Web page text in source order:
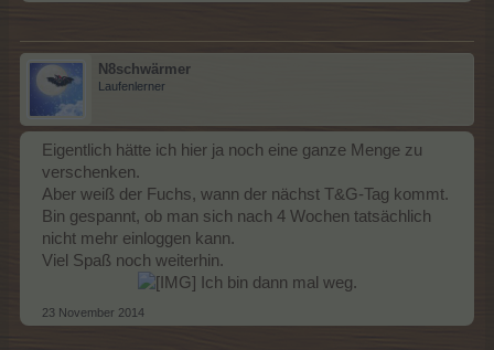
N8schwärmer
Laufenlerner
Eigentlich hätte ich hier ja noch eine ganze Menge zu
verschenken.
Aber weiß der Fuchs, wann der nächst T&G-Tag kommt.
Bin gespannt, ob man sich nach 4 Wochen tatsächlich
nicht mehr einloggen kann.
Viel Spaß noch weiterhin.
Ich bin dann mal weg.​
23 November 2014